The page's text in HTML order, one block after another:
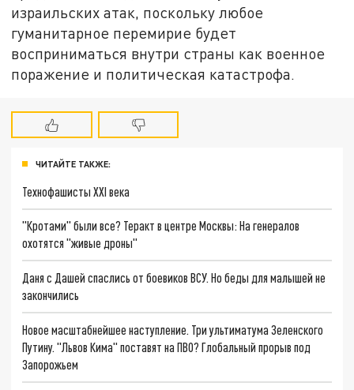
израильских атак, поскольку любое
гуманитарное перемирие будет
восприниматься внутри страны как военное
поражение и политическая катастрофа.
ЧИТАЙТЕ ТАКЖЕ:
Технофашисты XXI века
"Кротами" были все? Теракт в центре Москвы: На генералов
охотятся "живые дроны"
Даня с Дашей спаслись от боевиков ВСУ. Но беды для малышей не
закончились
Новое масштабнейшее наступление. Три ультиматума Зеленского
Путину. "Львов Кима" поставят на ПВО? Глобальный прорыв под
Запорожьем